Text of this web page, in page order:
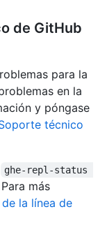
de GitHub
para la
en la
y póngase
técnico
ghe-repl-status
más
la línea de